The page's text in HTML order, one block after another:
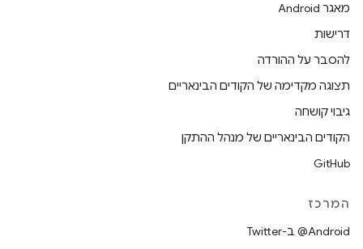
מאגר Android
דרישות
להסבר על ההורדה
תצוגה מקדימה של הקודים הבינאריים
גיבוי קושחה
הקודים הבינאריים של מנהל ההתקן
GitHub
המרכז
‎@Android ב-Twitter